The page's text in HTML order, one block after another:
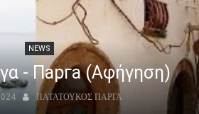
NEWS
- Парга (Αφήγηση)
ΠΑΤΑΤΟΥΚΟΣ ΠΑΡΓΑ